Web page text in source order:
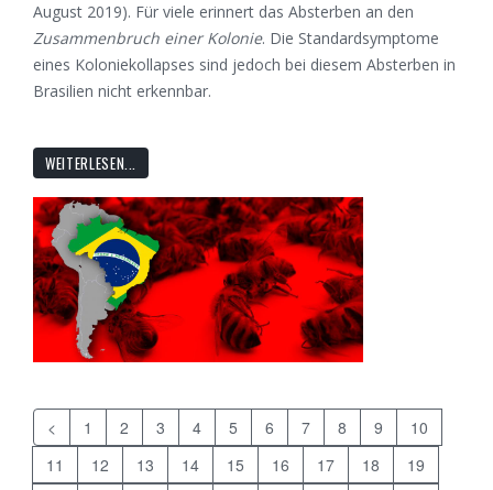
August 2019). Für viele erinnert das Absterben an den
Zusammenbruch einer Kolonie. Die Standardsymptome
eines Koloniekollapses sind jedoch bei diesem Absterben in
Brasilien nicht erkennbar.
WEITERLESEN...
< 1 2 3 4 5 6 7 8 9
10
11
12 13 14 15 16 17 18
19